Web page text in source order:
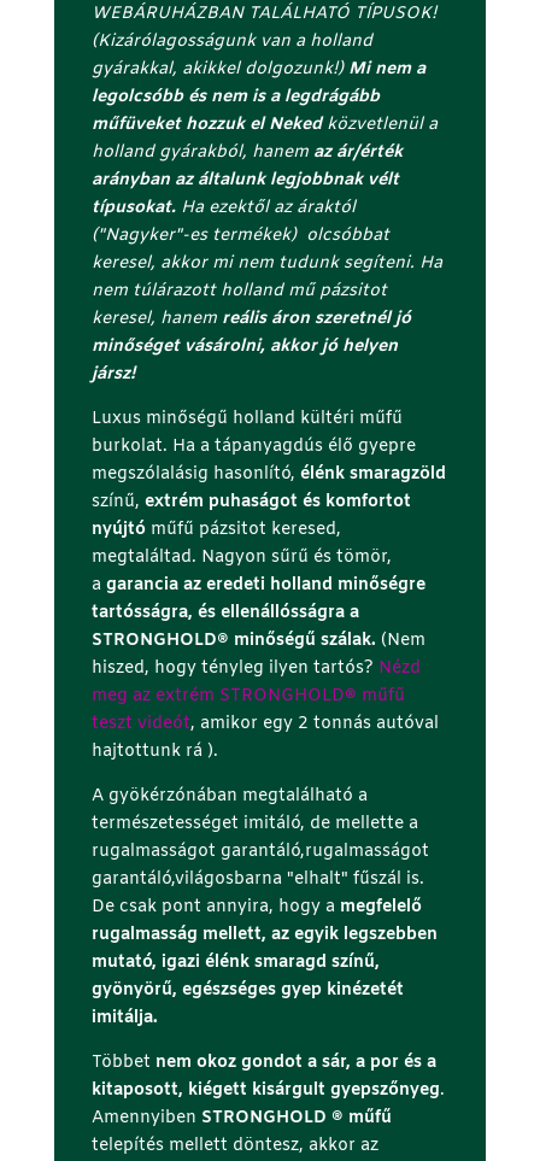
WEBÁRUHÁZBAN TALÁLHATÓ TÍPUSOK!
(Kizárólagosságunk van a holland
gyárakkal, akikkel dolgozunk!) Mi nem a
legolcsóbb és nem is a legdrágább
műfüveket hozzuk el Nekedközvetlenül a
holland gyárakból, hanem az ár/érték
arányban az általunk legjobbnak vélt
típusokat. Ha ezektől az áraktól
("Nagyker"-es termékek) olcsóbbat
keresel, akkor mi nem tudunk segíteni. Ha
nem túlárazott holland mű pázsitot
keresel, hanem reális áron szeretnél jó
minőséget vásárolni, akkor jó helyen
jársz!
Luxus minőségű holland kültéri műfű
burkolat. Ha a tápanyagdús élő gyepre
megszólalásig hasonlító, élénk smaragzöld
színű, extrém puhaságot és komfortot
nyújtóműfű pázsitot keresed,
megtaláltad. Nagyon sűrű és tömör,
a garancia az eredeti holland minőségre
tartósságra, és ellenállósságra a
STRONGHOLD® minőségű szálak. (Nem
hiszed, hogy tényleg ilyen tartós? Nézd
meg az extrém STRONGHOLD® műfű
teszt videót, amikor egy 2 tonnás autóval
hajtottunk rá ).
A gyökérzónában megtalálható a
természetességet imitáló, de mellette a
rugalmasságot garantáló,rugalmasságot
garantáló,világosbarna "elhalt" fűszál is.
De csak pont annyira, hogy a megfelelő
rugalmasság mellett, az egyik legszebben
mutató, igazi élénk smaragd színű,
gyönyörű, egészséges gyep kinézetét
imitálja.
Többet nem okoz gondot a sár, a por és a
kitaposott, kiégett kisárgult gyepszőnyeg.
Amennyiben STRONGHOLD ® műfű
telepítés mellett döntesz, akkor az